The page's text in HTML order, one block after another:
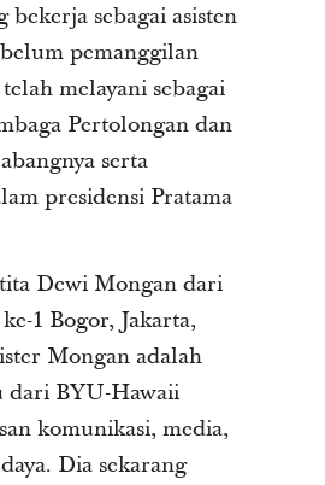
bekerja sebagai asisten
pemanggilan
melayani sebagai
Pertolongan dan
serta
presidensi Pratama
Dewi Mongan dari
1 Bogor, Jakarta,
Mongan adalah
dari BYU-Hawaii
komunikasi, media,
Dia sekarang